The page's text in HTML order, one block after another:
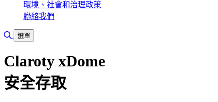
環境、社會和治理政策
聯絡我們
切換搜尋
選單
Claroty xDome
安全存取